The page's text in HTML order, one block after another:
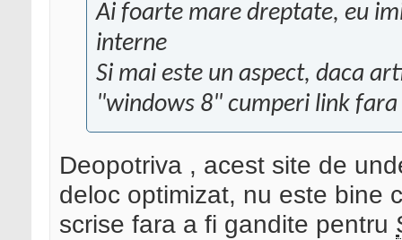
Ai foarte mare dreptate, eu
interne
Si mai este un aspect, daca
"windows 8" cumperi link fara
Deopotriva , acest site de
deloc optimizat, nu este bine
scrise fara a fi gandite pentru